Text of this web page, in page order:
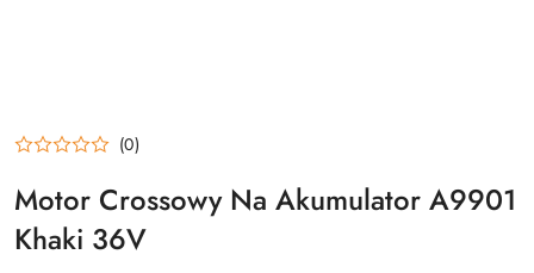
(0)
Motor Crossowy Na Akumulator A9901
Khaki 36V